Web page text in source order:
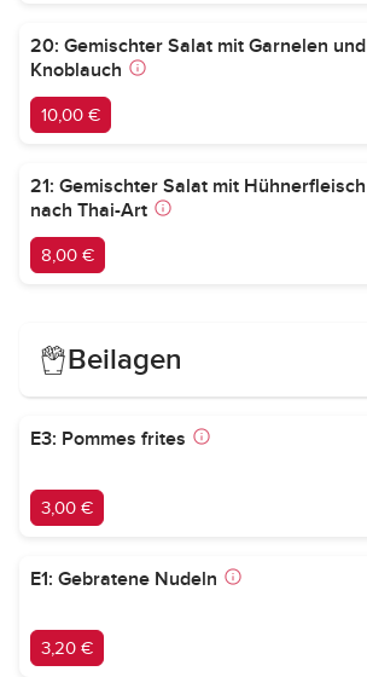
20: Gemischter Salat mit Garnelen und
Knoblauch
10,00 €
21: Gemischter Salat mit Hühnerfleisch
nach Thai-Art
8,00 €
Beilagen
E3: Pommes frites
3,00 €
E1: Gebratene Nudeln
3,20 €